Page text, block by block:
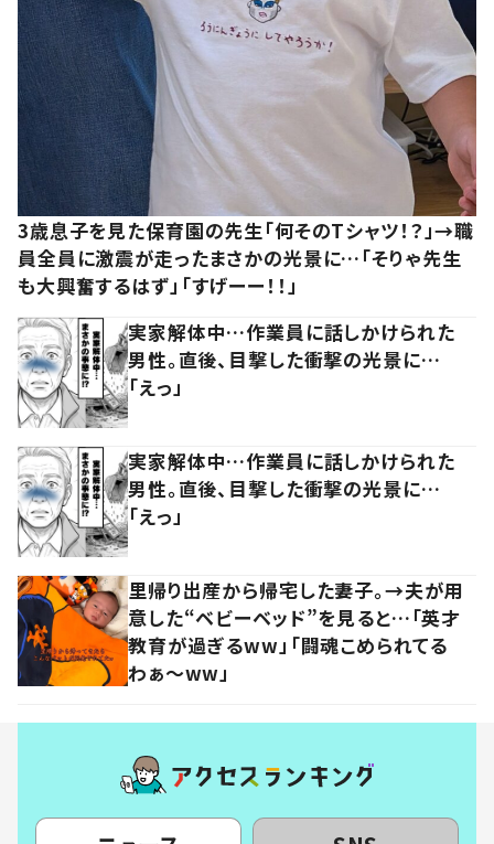
3歳息子を見た保育園の先生「何そのTシャツ！？」→職
員全員に激震が走ったまさかの光景に…「そりゃ先生
も大興奮するはず」「すげーー！！」
実家解体中…作業員に話しかけられた
男性。直後、目撃した衝撃の光景に…
「えっ」
実家解体中…作業員に話しかけられた
男性。直後、目撃した衝撃の光景に…
「えっ」
里帰り出産から帰宅した妻子。→夫が用
意した“ベビーベッド”を見ると…「英才
教育が過ぎるww」「闘魂こめられてる
わぁ～ww」